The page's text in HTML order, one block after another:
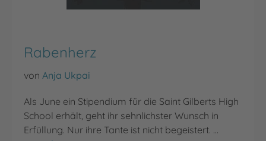
Rabenherz
von Anja Ukpai
Als June ein Stipendium für die Saint Gilberts High
School erhält, geht ihr sehnlichster Wunsch in
Erfüllung. Nur ihre Tante ist nicht begeistert. …